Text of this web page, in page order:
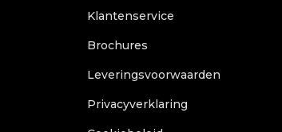
Klantenservice
Brochures
Leveringsvoorwaarden
Privacyverklaring